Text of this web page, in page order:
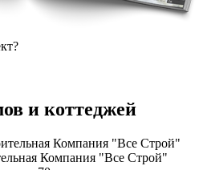
и коттеджей
Компания "Все Строй"